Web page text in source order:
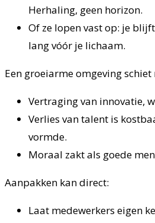
Herhaling, geen horizon.
Of ze lopen vast op: je
lang vóór je lichaam.
Een groeiarme omgeving
Vertraging van innovatie,
Verlies van talent is
vormde.
Moraal zakt als goede
Aanpakken kan direct:
Laat medewerkers eigen